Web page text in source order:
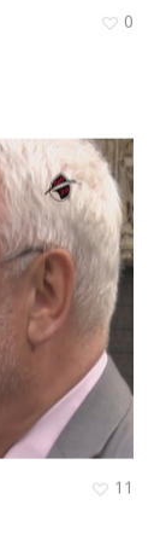
0
11